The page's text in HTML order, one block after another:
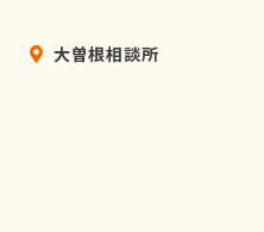
大曽根相談所